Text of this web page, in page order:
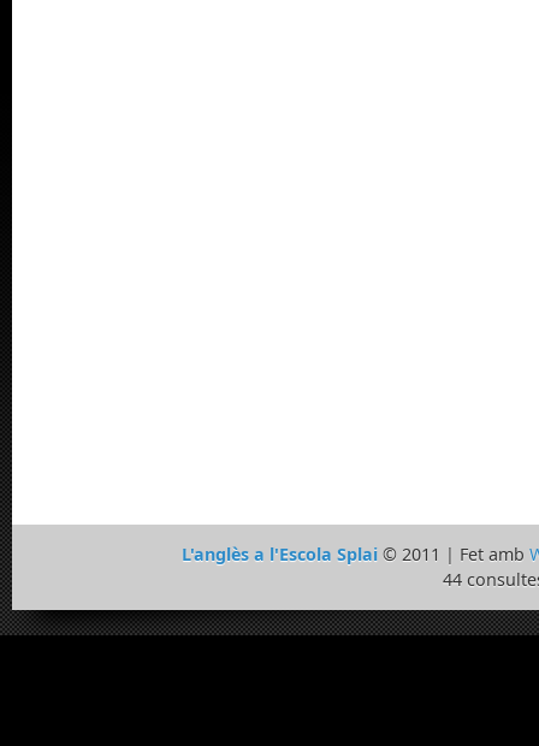
L'anglès a l'Escola Splai© 2011 | Fet amb
44